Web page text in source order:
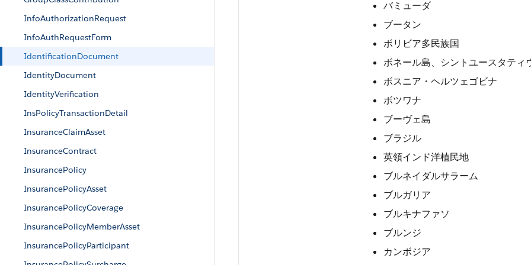
InfoAuthorizationRequest
InfoAuthRequestForm
IdentificationDocument
IdentityDocument
IdentityVerification
InsPolicyTransactionDetail
InsuranceClaimAsset
InsuranceContract
InsurancePolicy
InsurancePolicyAsset
InsurancePolicyCoverage
InsurancePolicyMemberAsset
InsurancePolicyParticipant
バミューダ
ブータン
ボリビア多民族国
ボネール島、シントユースタティ
ボスニア・ヘルツェゴビナ
ボツワナ
ブーヴェ島
ブラジル
英領インド洋植民地
ブルネイダルサラーム
ブルガリア
ブルキナファソ
ブルンジ
カンボジア